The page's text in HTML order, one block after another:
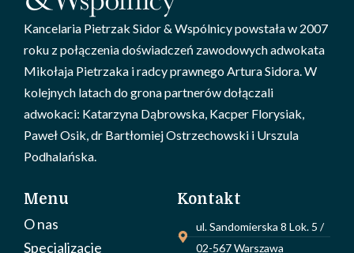
Kancelaria Pietrzak Sidor & Wspólnicy powstała w 2007
roku z połączenia doświadczeń zawodowych adwokata
Mikołaja Pietrzaka i radcy prawnego Artura Sidora. W
kolejnych latach do grona partnerów dołączali
adwokaci: Katarzyna Dąbrowska, Kacper Florysiak,
Paweł Osik, dr Bartłomiej Ostrzechowski i Urszula
Podhalańska.
Menu
O nas
Specjalizacje
Kontakt
ul. Sandomierska 8 Lok. 5 /
02-567 Warszawa